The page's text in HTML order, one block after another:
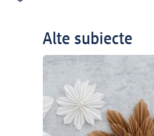
Alte subiecte